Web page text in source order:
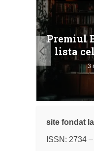
Premiul
lista
3
site fondat
ISSN: 2734